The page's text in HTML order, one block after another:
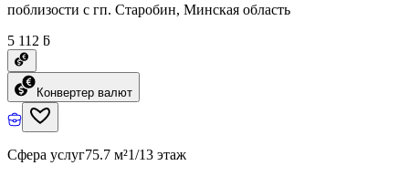
поблизости с гп. Старобин, Минская область
5 112 ƃ
Конвертер валют
Сфера услуг75.7 м²1/13 этаж